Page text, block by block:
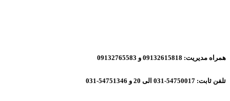
همراه مدیریت: 09132615818 و 09132765583
تلفن ثابت: 54750017-031 الی 20 و 54751346-031